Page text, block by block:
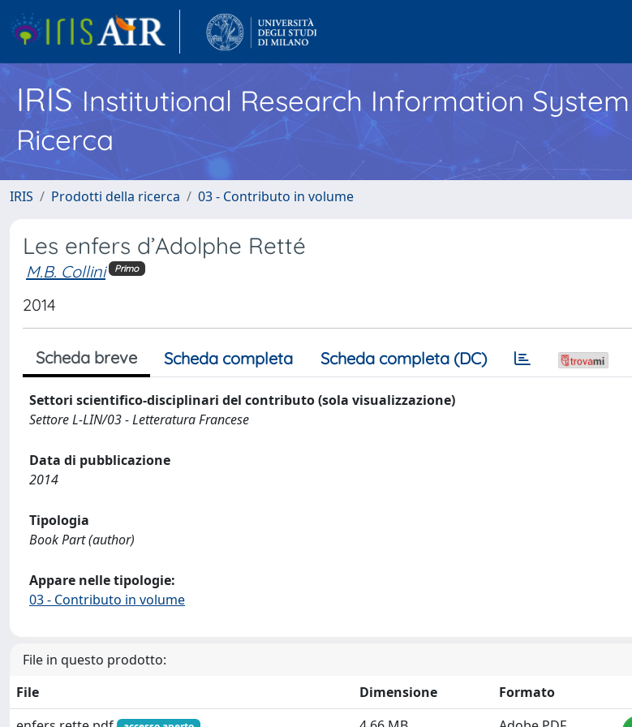
IRISInstitutional Research Information System
Ricerca
IRIS Prodotti della ricerca 03 - Contributo in volume
Les enfers d’Adolphe Retté
M.B. Collini Primo
2014
Scheda breve Scheda completa Scheda completa (DC)
Settori scientifico-disciplinari del contributo (sola visualizzazione)
Settore L-LIN/03 - Letteratura Francese
Data di pubblicazione
2014
Tipologia
Book Part (author)
Appare nelle tipologie:
03 - Contributo in volume
File in questo prodotto:
File
Dimensione
Formato